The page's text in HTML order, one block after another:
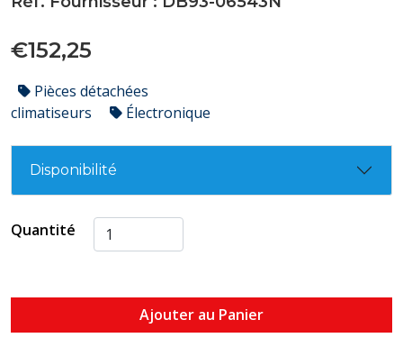
€152,25
Pièces détachées
climatiseurs
Électronique
Disponibilité
Quantité
Ajouter au Panier